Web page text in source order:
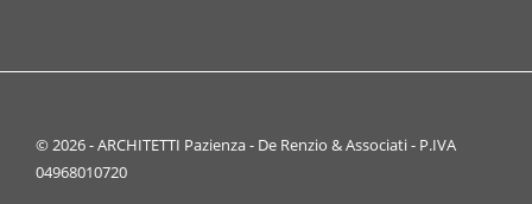
© 2026 - ARCHITETTI Pazienza - De Renzio & Associati - P.IVA
04968010720